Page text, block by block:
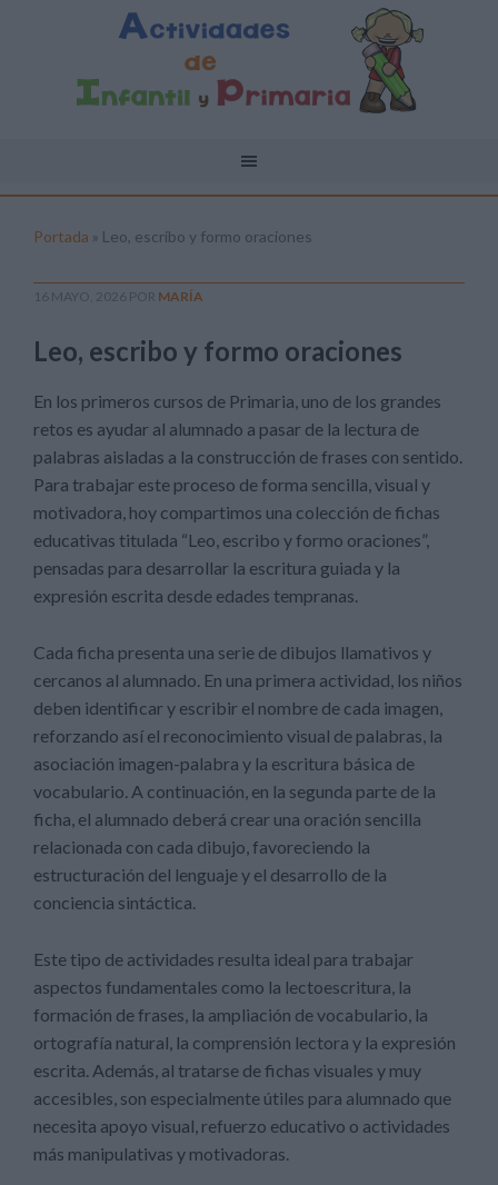
Portada » Leo, escribo y formo oraciones
16 MAYO, 2026 POR MARÍA
Leo, escribo y formo oraciones
En los primeros cursos de Primaria, uno de los grandes
retos es ayudar al alumnado a pasar de la lectura de
palabras aisladas a la construcción de frases con sentido.
Para trabajar este proceso de forma sencilla, visual y
motivadora, hoy compartimos una colección de fichas
educativas titulada “Leo, escribo y formo oraciones”,
pensadas para desarrollar la escritura guiada y la
expresión escrita desde edades tempranas.
Cada ficha presenta una serie de dibujos llamativos y
cercanos al alumnado. En una primera actividad, los niños
deben identificar y escribir el nombre de cada imagen,
reforzando así el reconocimiento visual de palabras, la
asociación imagen-palabra y la escritura básica de
vocabulario. A continuación, en la segunda parte de la
ficha, el alumnado deberá crear una oración sencilla
relacionada con cada dibujo, favoreciendo la
estructuración del lenguaje y el desarrollo de la
conciencia sintáctica.
Este tipo de actividades resulta ideal para trabajar
aspectos fundamentales como la lectoescritura, la
formación de frases, la ampliación de vocabulario, la
ortografía natural, la comprensión lectora y la expresión
escrita. Además, al tratarse de fichas visuales y muy
accesibles, son especialmente útiles para alumnado que
necesita apoyo visual, refuerzo educativo o actividades
más manipulativas y motivadoras.